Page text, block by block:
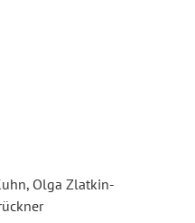
Olga Zlatkin-